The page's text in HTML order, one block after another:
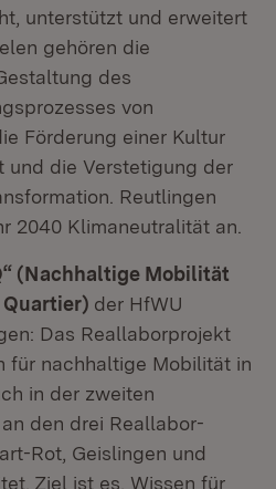
unterstützt und erweitert
gehören die
des
von
Förderung einer Kultur
und die Verstetigung der
Reutlingen
2040 Klimaneutralität an.
(Nachhaltige Mobilität
der HfWU
Das Reallaborprojekt
für nachhaltige Mobilität in
in der zweiten
den drei Reallabor-
Rot, Geislingen und
Ziel ist es, Wissen für